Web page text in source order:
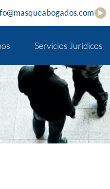
Servicios Jurídicos